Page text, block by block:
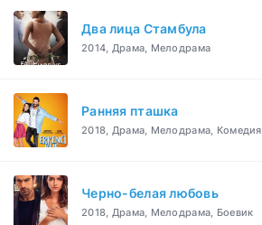
Два лица Стамбула
2014, Драма, Мелодрама
Ранняя пташка
2018, Драма, Мелодрама, Комедия
Черно-белая любовь
2018, Драма, Мелодрама, Боевик